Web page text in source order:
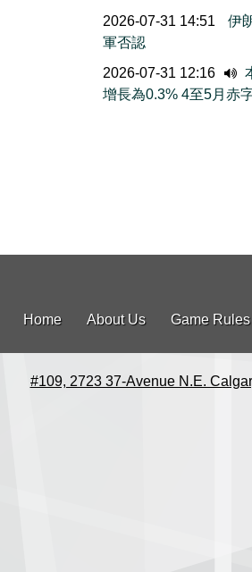
2026-07-31 14:51
伊
軍否認
2026-07-31 12:16
增長為0.3% 4至5月赤
Home About Us Game Rules
#109, 2723 37-Avenue N.E.